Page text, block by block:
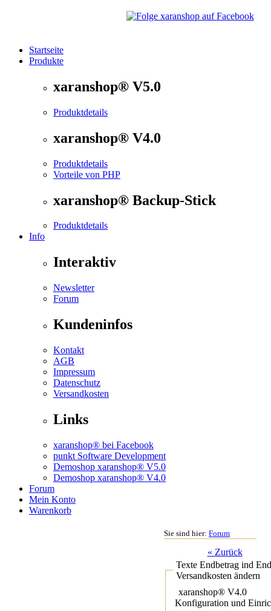
Startseite
Produkte
xaranshop® V5.0
Produktdetails
xaranshop® V4.0
Produktdetails
Vorteile von PHP
xaranshop® Backup-Stick
Produktdetails
Info
Interaktiv
Newsletter
Forum
Kundeninfos
Kontakt
AGB
Impressum
Datenschutz
Versandkosten
Links
xaranshop® bei Facebook
punkt Software Development
Demoshop xaranshop® V5.0
Demoshop xaranshop® V4.0
Forum
Mein Konto
Warenkorb
Sie sind hier: Forum
« Zurück
Texte Endbetrag ind
Versandkosten ändern
xaranshop® V4.0
Konfiguration und